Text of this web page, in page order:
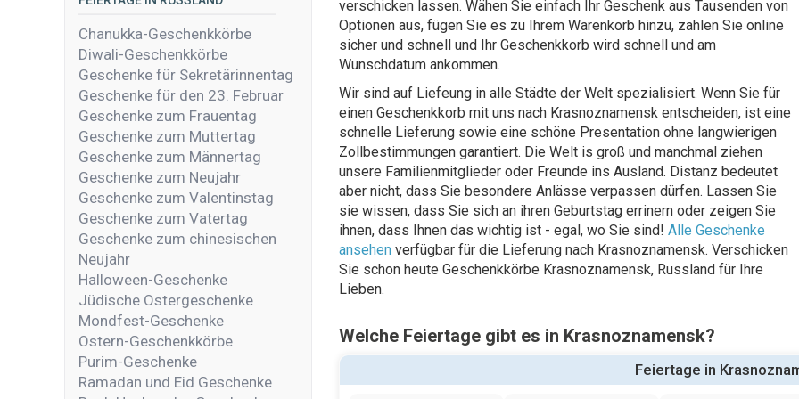
Chanukka-Geschenkkörbe
Diwali-Geschenkkörbe
Geschenke für Sekretärinnentag
Geschenke für den 23. Februar
Geschenke zum Frauentag
Geschenke zum Muttertag
Geschenke zum Männertag
Geschenke zum Neujahr
Geschenke zum Valentinstag
Geschenke zum Vatertag
Geschenke zum chinesischen
Neujahr
Halloween-Geschenke
Jüdische Ostergeschenke
Mondfest-Geschenke
Ostern-Geschenkkörbe
Purim-Geschenke
Ramadan und Eid Geschenke
verschicken lassen. Wähen Sie einfach Ihr Geschenk aus Tausenden von
Optionen aus, fügen Sie es zu Ihrem Warenkorb hinzu, zahlen Sie online
sicher und schnell und Ihr Geschenkkorb wird schnell und am
Wunschdatum ankommen.
Wir sind auf Liefeung in alle Städte der Welt spezialisiert. Wenn Sie für
einen Geschenkkorb mit uns nach Krasnoznamensk entscheiden, ist eine
schnelle Lieferung sowie eine schöne Presentation ohne langwierigen
Zollbestimmungen garantiert. Die Welt is groß und manchmal ziehen
unsere Familienmitglieder oder Freunde ins Ausland. Distanz bedeutet
aber nicht, dass Sie besondere Anlässe verpassen dürfen. Lassen Sie
sie wissen, dass Sie sich an ihren Geburtstag errinern oder zeigen Sie
ihnen, dass Ihnen das wichtig ist - egal, wo Sie sind! Alle Geschenke
ansehenverfügbar für die Lieferung nach Krasnoznamensk. Verschicken
Sie schon heute Geschenkkörbe Krasnoznamensk, Russland für Ihre
Lieben.
Welche Feiertage gibt es in Krasnoznamensk?
Feiertage in